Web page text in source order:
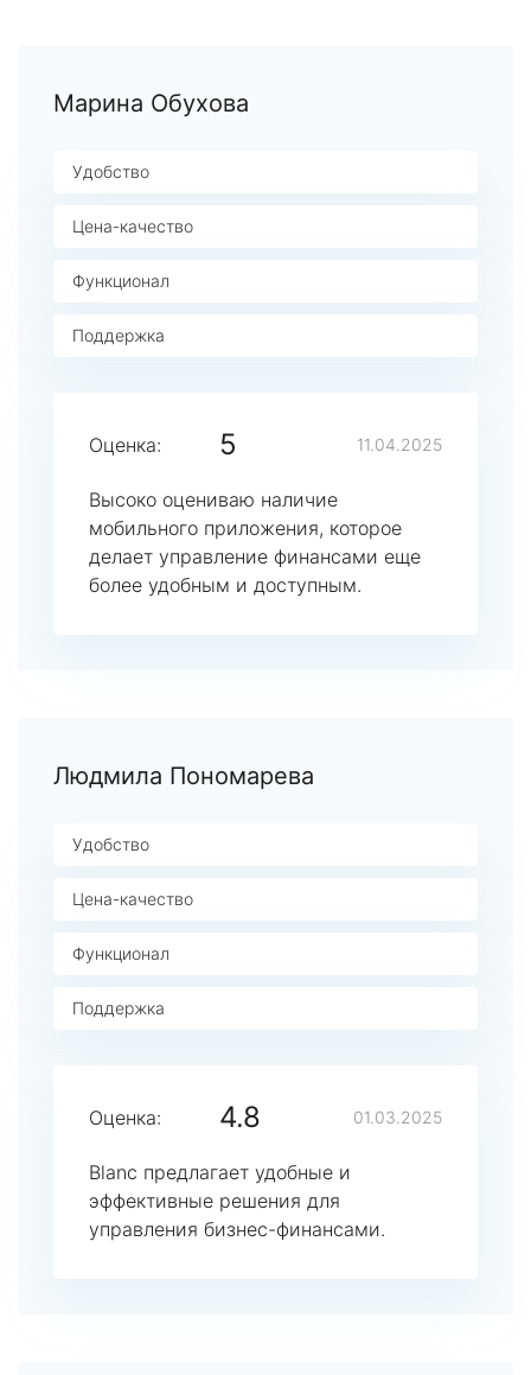
Марина Обухова
Удобство
Цена-качество
Функционал
Поддержка
Оценка: 5 11.04.2025
Высоко оцениваю наличие
мобильного приложения, которое
делает управление финансами еще
более удобным и доступным.
Людмила Пономарева
Удобство
Цена-качество
Функционал
Поддержка
Оценка: 4.8 01.03.2025
Blanc предлагает удобные и
эффективные решения для
управления бизнес-финансами.